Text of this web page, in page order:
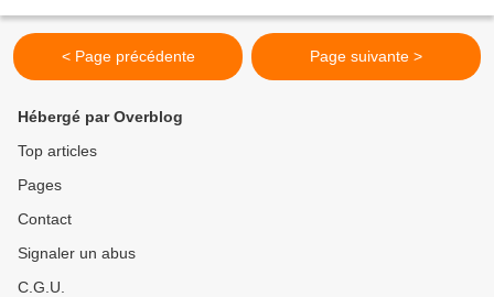
< Page précédente Page suivante >
Hébergé par Overblog
Top articles
Pages
Contact
Signaler un abus
C.G.U.